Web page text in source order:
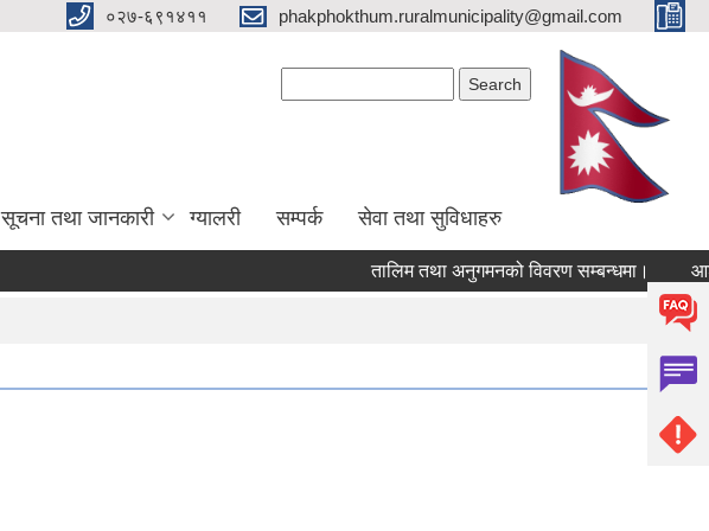
०२७-६९१४११ phakphokthum.ruralmunicipality@gmail.com
सूचना तथा जानकारी ग्यालरी सम्पर्क सेवा तथा सुविधाहरु
तालिम तथा अनुगमनको विवरण सम्बन्धमा।